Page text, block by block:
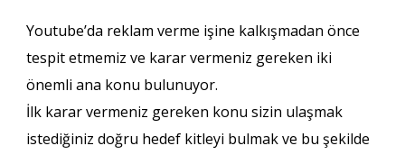
Youtube’da reklam verme işine kalkışmadan önce
tespit etmemiz ve karar vermeniz gereken iki
önemli ana konu bulunuyor.
İlk karar vermeniz gereken konu sizin ulaşmak
istediğiniz doğru hedef kitleyi bulmak ve bu şekilde